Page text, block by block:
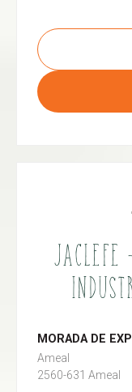
JACLEFE
MORADA DE
Ameal
2560-631 Ameal